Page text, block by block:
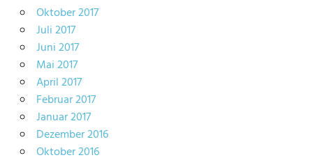
Oktober 2017
Juli 2017
Juni 2017
Mai 2017
April 2017
Februar 2017
Januar 2017
Dezember 2016
Oktober 2016